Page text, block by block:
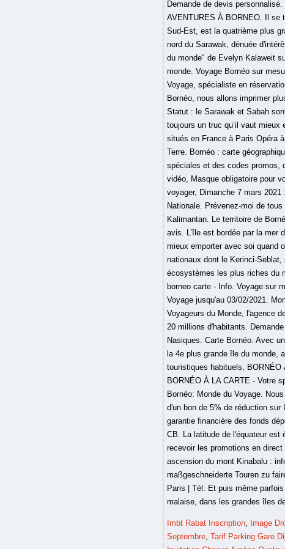
Imbt Rabat Inscription, Image
Septembre,Tarif Parking Gare